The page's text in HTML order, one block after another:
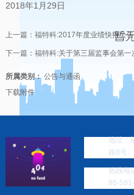
2018年1月29日
上一篇： 福特科:2017年度业绩快报公告
下一篇： 福特科:关于第三届监事会第一
所属类别： 公告与通函
下载附件
地址：
路8号
热线电
86-